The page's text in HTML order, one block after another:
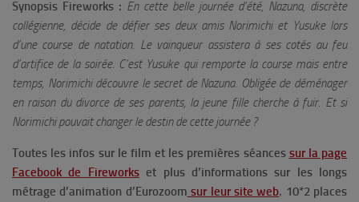
Synopsis Fireworks : En cette belle journée d’été, Nazuna, discrète
collégienne, décide de défier ses deux amis Norimichi et Yusuke lors
d’une course de natation. Le vainqueur assistera à ses cotés au feu
d’artifice de la soirée. C’est Yusuke qui remporte la course mais entre
temps, Norimichi découvre le secret de Nazuna. Obligée de déménager
en raison du divorce de ses parents, la jeune fille cherche à fuir. Et si
Norimichi pouvait changer le destin de cette journée ?
Toutes les infos sur le film et les premières séances sur la page
Facebook de Fireworkset plus d’informations sur les longs
métrage d’animation d’Eurozoom sur leur site web. 10*2 places